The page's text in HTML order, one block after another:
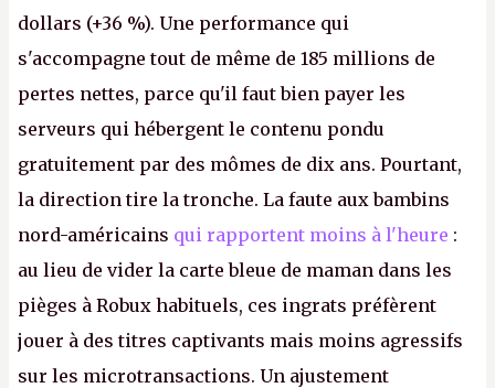
dollars (+36 %). Une performance qui
s'accompagne tout de même de 185 millions de
pertes nettes, parce qu'il faut bien payer les
serveurs qui hébergent le contenu pondu
gratuitement par des mômes de dix ans. Pourtant,
la direction tire la tronche. La faute aux bambins
nord-américains qui rapportent moins à l'heure :
au lieu de vider la carte bleue de maman dans les
pièges à Robux habituels, ces ingrats préfèrent
jouer à des titres captivants mais moins agressifs
sur les microtransactions. Un ajustement